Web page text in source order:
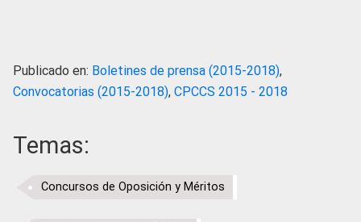
Publicado en: Boletines de prensa (2015-2018),
Convocatorias (2015-2018), CPCCS 2015 - 2018
Temas:
Concursos de Oposición y Méritos